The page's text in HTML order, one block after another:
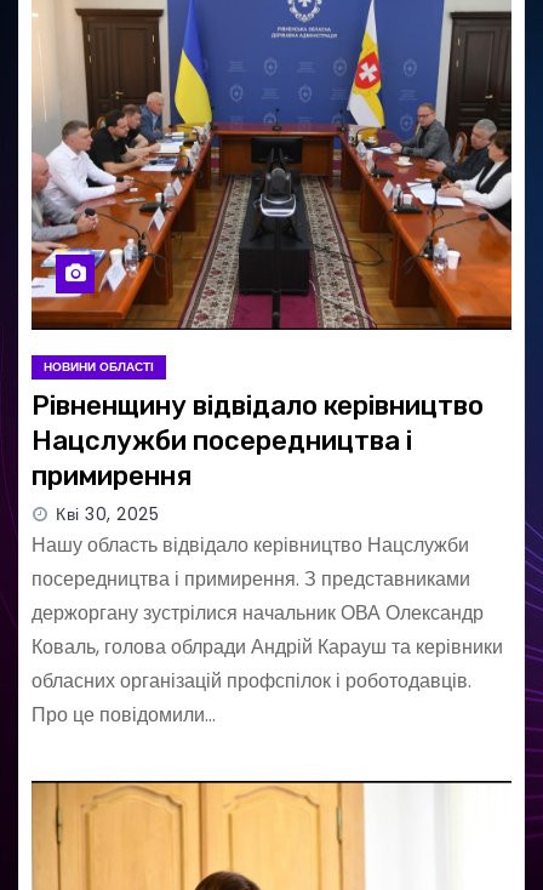
НОВИНИ ОБЛАСТІ
Рівненщину відвідало керівництво
Нацслужби посередництва і
примирення
Кві 30, 2025
Нашу область відвідало керівництво Нацслужби
посередництва і примирення. З представниками
держоргану зустрілися начальник ОВА Олександр
Коваль, голова облради Андрій Карауш та керівники
обласних організацій профспілок і роботодавців.
Про це повідомили…